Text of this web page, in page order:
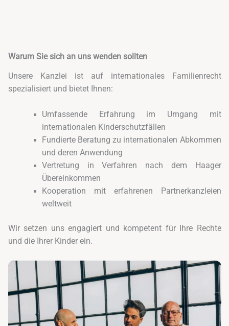
Warum Sie sich an uns wenden sollten
Unsere Kanzlei ist auf internationales Familienrecht
spezialisiert und bietet Ihnen:
Umfassende Erfahrung im Umgang mit
internationalen Kinderschutzfällen
Fundierte Beratung zu internationalen Abkommen
und deren Anwendung
Vertretung in Verfahren nach dem Haager
Übereinkommen
Kooperation mit erfahrenen Partnerkanzleien
weltweit
Wir setzen uns engagiert und kompetent für Ihre Rechte
und die Ihrer Kinder ein.